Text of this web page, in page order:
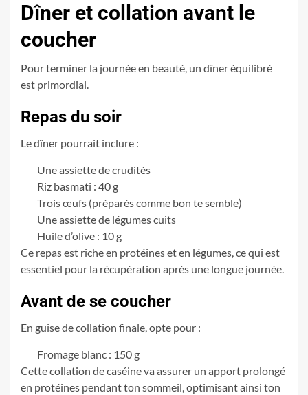
Dîner et collation avant le
coucher
Pour terminer la journée en beauté, un dîner équilibré
est primordial.
Repas du soir
Le dîner pourrait inclure :
Une assiette de crudités
Riz basmati : 40 g
Trois œufs (préparés comme bon te semble)
Une assiette de légumes cuits
Huile d’olive : 10 g
Ce repas est riche en protéines et en légumes, ce qui est
essentiel pour la récupération après une longue journée.
Avant de se coucher
En guise de collation finale, opte pour :
Fromage blanc : 150 g
Cette collation de caséine va assurer un apport prolongé
en protéines pendant ton sommeil, optimisant ainsi ton